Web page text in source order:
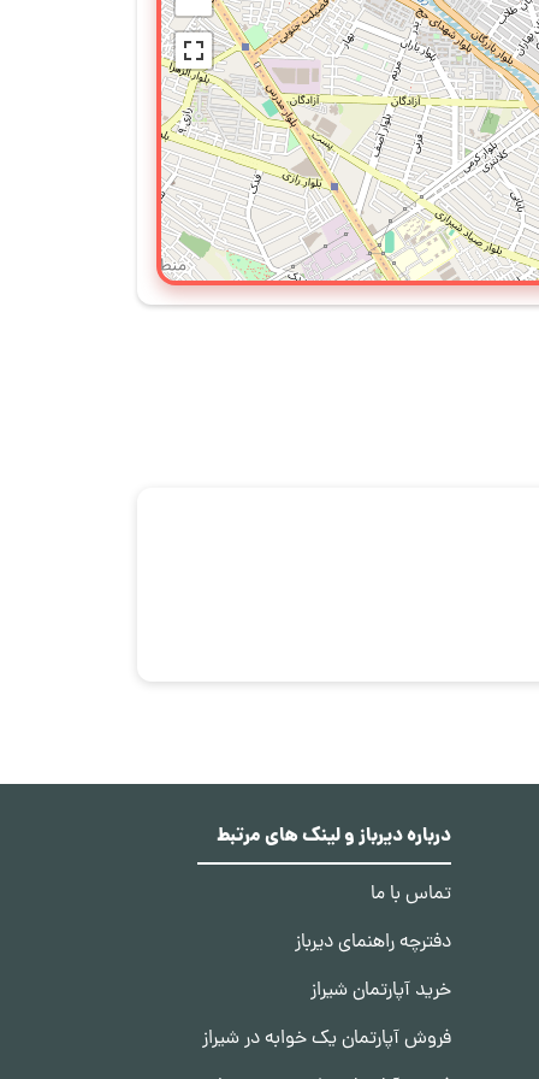
درباره دیرباز و لینک های مرتبط
تماس با ما
دفترچه راهنمای دیرباز
خرید آپارتمان شیراز
فروش آپارتمان یک خوابه در شیراز